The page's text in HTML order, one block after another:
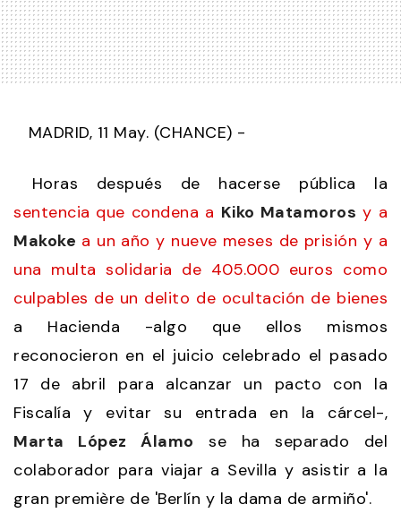
MADRID, 11 May. (CHANCE) -
Horas después de hacerse pública la
sentencia que condena a Kiko Matamoros y a
Makoke a un año y nueve meses de prisión y a
una multa solidaria de 405.000 euros como
culpables de un delito de ocultación de bienes
a Hacienda -algo que ellos mismos
reconocieron en el juicio celebrado el pasado
17 de abril para alcanzar un pacto con la
Fiscalía y evitar su entrada en la cárcel-,
Marta López Álamo se ha separado del
colaborador para viajar a Sevilla y asistir a la
gran première de 'Berlín y la dama de armiño'.